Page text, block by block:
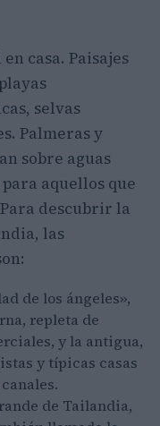
casa. Paisajes
selvas
Palmeras y
sobre aguas
aquellos que
descubrir la
las
de los ángeles»,
repleta de
y la antigua,
y típicas casas
de Tailandia,